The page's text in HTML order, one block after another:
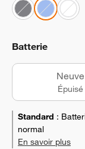
Batterie
Neuve
Épuisé
Standard :
normal
En savoir plus